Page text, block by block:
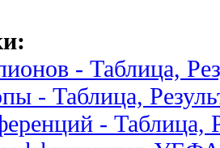
- Таблица,
- Таблица,
- Таблица,